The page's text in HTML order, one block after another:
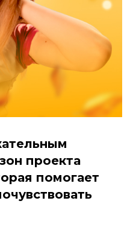
проекта
помогает